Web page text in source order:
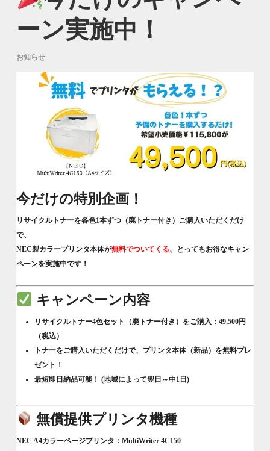
ーン実施中！
お知らせ
今だけの特別企画！
リサイクルトナーを各色1本ずつ（廃トナー付き）ご購入いただくだけ
で、
NEC製カラープリンタ本体が無料でついてくる、とってもお得なキャン
ペーンを実施中です！
キャンペーン内容
リサイクルトナー4色セット（廃トナー付き）をご購入：49,500円
（税込）
トナーをご購入いただくだけで、プリンタ本体（新品）を無料プレ
ゼント！
最短即日納品可能！ (地域によって翌日～中1日)
無償提供プリンタ機種
NEC A4カラーページプリンタ：MultiWriter 4C150